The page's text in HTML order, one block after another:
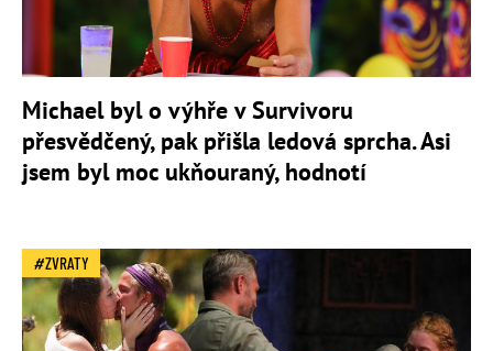
Michael byl o výhře v Survivoru
přesvědčený, pak přišla ledová sprcha. Asi
jsem byl moc ukňouraný, hodnotí
ZVRATY